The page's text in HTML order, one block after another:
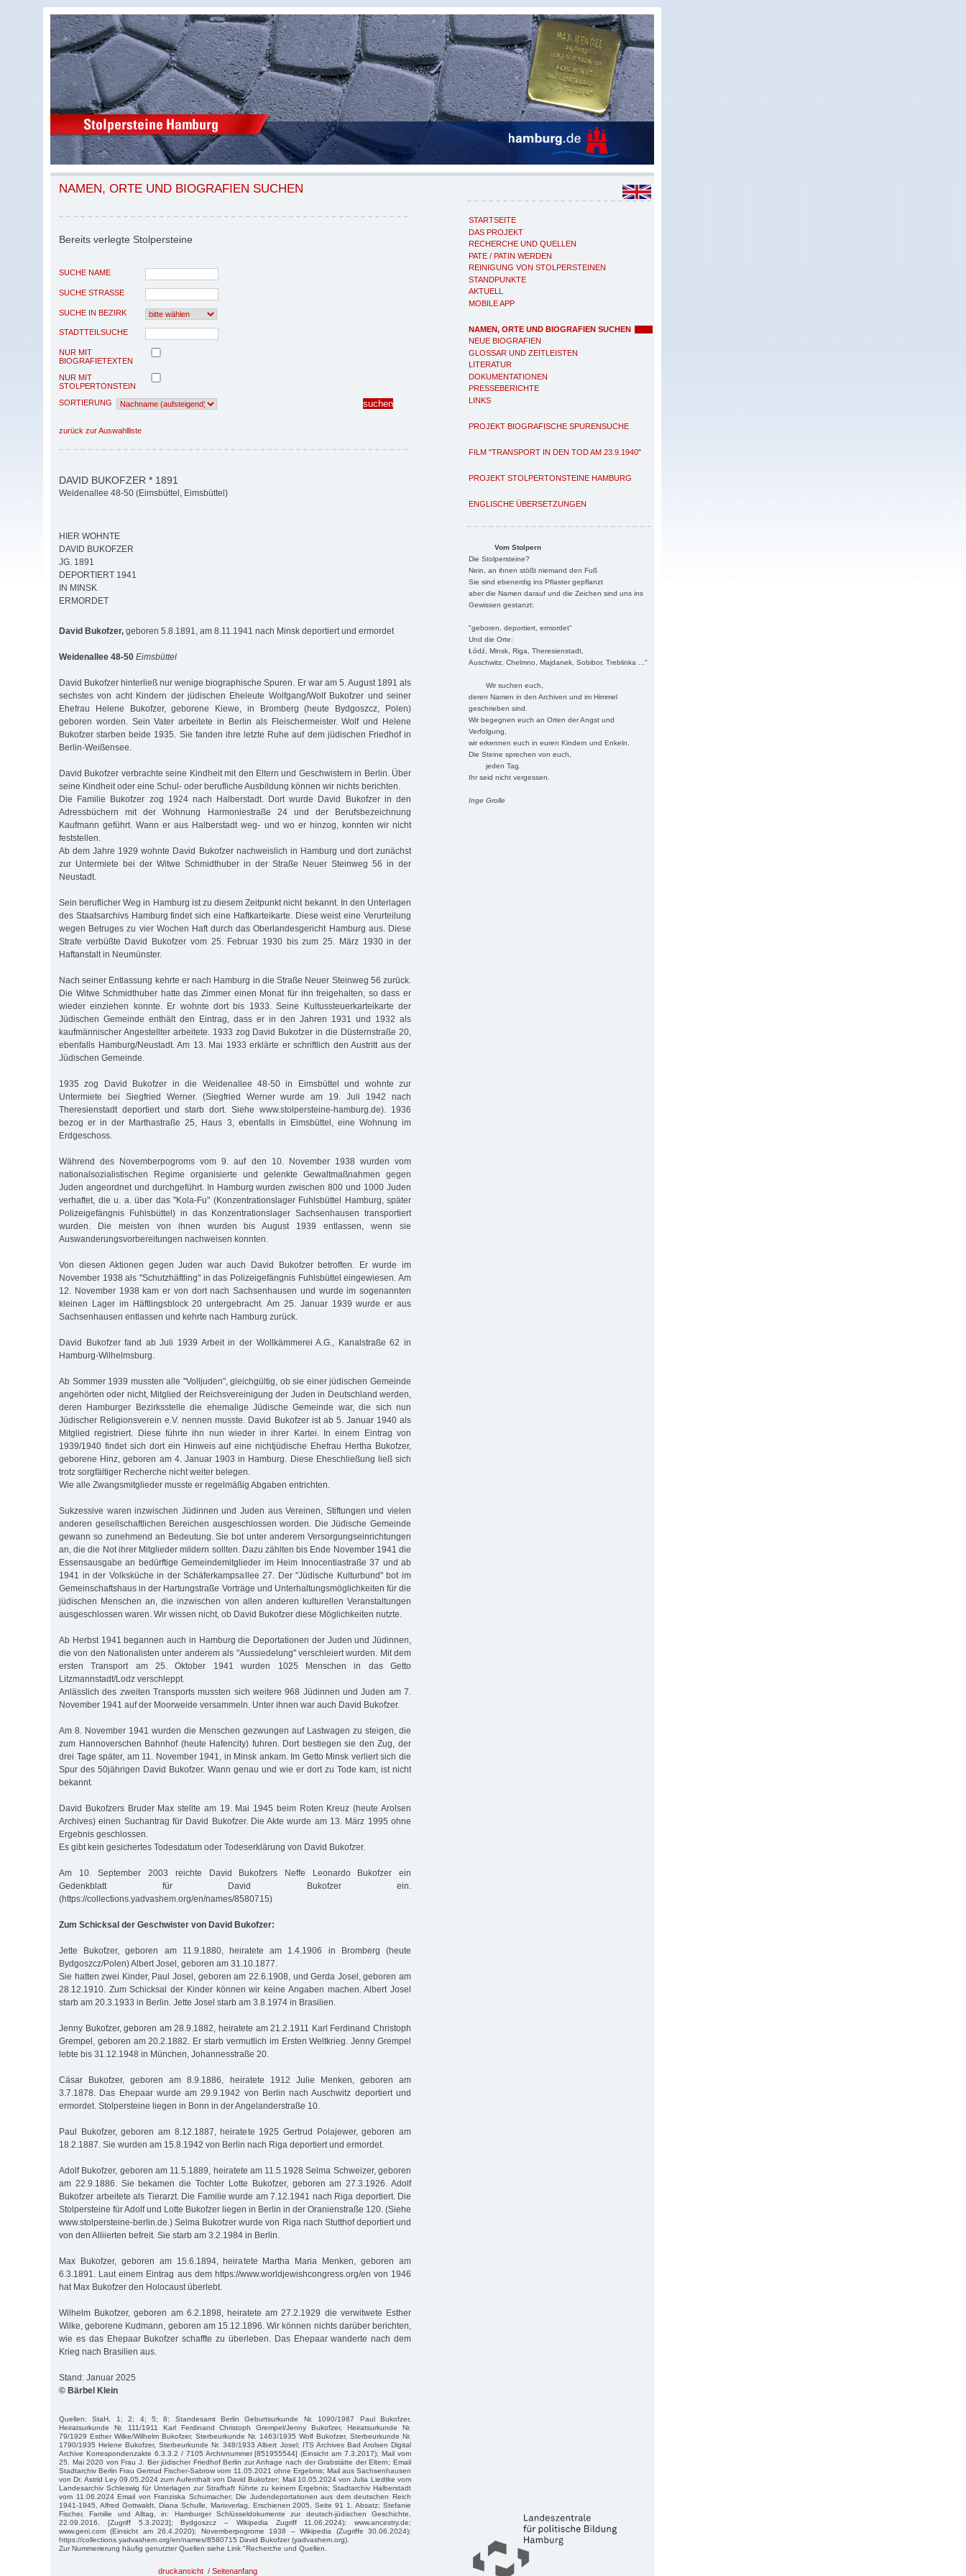
STARTSEITE
DAS PROJEKT
RECHERCHE UND QUELLEN
PATE / PATIN WERDEN
REINIGUNG VON STOLPERSTEINEN
STANDPUNKTE
AKTUELL
MOBILE APP
NAMEN, ORTE UND BIOGRAFIEN SUCHEN
NEUE BIOGRAFIEN
GLOSSAR UND ZEITLEISTEN
LITERATUR
DOKUMENTATIONEN
PRESSEBERICHTE
LINKS
PROJEKT BIOGRAFISCHE SPURENSUCHE
FILM "TRANSPORT IN DEN TOD AM 23.9.1940"
PROJEKT STOLPERTONSTEINE HAMBURG
ENGLISCHE ÜBERSETZUNGEN
Vom Stolpern
Die Stolpersteine?
Nein, an ihnen stößt niemand den Fuß
Sie sind ebenerdig ins Pflaster gepflanzt
aber die Namen darauf und die Zeichen sind uns ins
Gewissen gestanzt:
"geboren, deportiert, ermordet"
Und die Orte:
Łódź, Minsk, Riga, Theresienstadt,
Auschwitz, Chelmno, Majdanek, Sobibor, Treblinka ..."
Wir suchen euch,
deren Namen in den Archiven und im Himmel
geschrieben sind.
Wir begegnen euch an Orten der Angst und
Verfolgung,
wir erkennen euch in euren Kindern und Enkeln.
Die Steine sprechen von euch,
jeden Tag.
Ihr seid nicht vergessen.
Inge Grolle
NAMEN, ORTE UND BIOGRAFIEN SUCHEN
Bereits verlegte Stolpersteine
SUCHE NAME
SUCHE STRASSE
SUCHE IN BEZIRK
STADTTEILSUCHE
NUR MIT
BIOGRAFIETEXTEN
NUR MIT
STOLPERTONSTEIN
SORTIERUNG
zurück zur Auswahlliste
DAVID BUKOFZER * 1891
Weidenallee 48-50 (Eimsbüttel, Eimsbüttel)
HIER WOHNTE
DAVID BUKOFZER
JG. 1891
DEPORTIERT 1941
IN MINSK
ERMORDET
David Bukofzer, geboren 5.8.1891, am 8.11.1941 nach Minsk deportiert und ermordet
Weidenallee 48-50 Eimsbüttel
David Bukofzer hinterließ nur wenige biographische Spuren. Er war am 5. August 1891 als
sechstes von acht Kindern der jüdischen Eheleute Wolfgang/Wolf Bukofzer und seiner
Ehefrau Helene Bukofzer, geborene Kiewe, in Bromberg (heute Bydgoszcz, Polen)
geboren worden. Sein Vater arbeitete in Berlin als Fleischermeister. Wolf und Helene
Bukofzer starben beide 1935. Sie fanden ihre letzte Ruhe auf dem jüdischen Friedhof in
Berlin-Weißensee.
David Bukofzer verbrachte seine Kindheit mit den Eltern und Geschwistern in Berlin. Über
seine Kindheit oder eine Schul- oder berufliche Ausbildung können wir nichts berichten.
Die Familie Bukofzer zog 1924 nach Halberstadt. Dort wurde David Bukofzer in den
Adressbüchern mit der Wohnung Harmoniestraße 24 und der Berufsbezeichnung
Kaufmann geführt. Wann er aus Halberstadt weg- und wo er hinzog, konnten wir nicht
feststellen.
Ab dem Jahre 1929 wohnte David Bukofzer nachweislich in Hamburg und dort zunächst
zur Untermiete bei der Witwe Schmidthuber in der Straße Neuer Steinweg 56 in der
Neustadt.
Sein beruflicher Weg in Hamburg ist zu diesem Zeitpunkt nicht bekannt. In den Unterlagen
des Staatsarchivs Hamburg findet sich eine Haftkarteikarte. Diese weist eine Verurteilung
wegen Betruges zu vier Wochen Haft durch das Oberlandesgericht Hamburg aus. Diese
Strafe verbüßte David Bukofzer vom 25. Februar 1930 bis zum 25. März 1930 in der
Haftanstalt in Neumünster.
Nach seiner Entlassung kehrte er nach Hamburg in die Straße Neuer Steinweg 56 zurück.
Die Witwe Schmidthuber hatte das Zimmer einen Monat für ihn freigehalten, so dass er
wieder einziehen konnte. Er wohnte dort bis 1933. Seine Kultussteuerkarteikarte der
Jüdischen Gemeinde enthält den Eintrag, dass er in den Jahren 1931 und 1932 als
kaufmännischer Angestellter arbeitete. 1933 zog David Bukofzer in die Düsternstraße 20,
ebenfalls Hamburg/Neustadt. Am 13. Mai 1933 erklärte er schriftlich den Austritt aus der
Jüdischen Gemeinde.
1935 zog David Bukofzer in die Weidenallee 48-50 in Eimsbüttel und wohnte zur
Untermiete bei Siegfried Werner. (Siegfried Werner wurde am 19. Juli 1942 nach
Theresienstadt deportiert und starb dort. Siehe www.stolpersteine-hamburg.de). 1936
bezog er in der Marthastraße 25, Haus 3, ebenfalls in Eimsbüttel, eine Wohnung im
Erdgeschoss.
Während des Novemberpogroms vom 9. auf den 10. November 1938 wurden vom
nationalsozialistischen Regime organisierte und gelenkte Gewaltmaßnahmen gegen
Juden angeordnet und durchgeführt. In Hamburg wurden zwischen 800 und 1000 Juden
verhaftet, die u. a. über das "Kola-Fu" (Konzentrationslager Fuhlsbüttel Hamburg, später
Polizeigefängnis Fuhlsbüttel) in das Konzentrationslager Sachsenhausen transportiert
wurden. Die meisten von ihnen wurden bis August 1939 entlassen, wenn sie
Auswanderungsvorbereitungen nachweisen konnten.
Von diesen Aktionen gegen Juden war auch David Bukofzer betroffen. Er wurde im
November 1938 als "Schutzhäftling" in das Polizeigefängnis Fuhlsbüttel eingewiesen. Am
12. November 1938 kam er von dort nach Sachsenhausen und wurde im sogenannten
kleinen Lager im Häftlingsblock 20 untergebracht. Am 25. Januar 1939 wurde er aus
Sachsenhausen entlassen und kehrte nach Hamburg zurück.
David Bukofzer fand ab Juli 1939 Arbeit in der Wollkämmerei A.G., Kanalstraße 62 in
Hamburg-Wilhelmsburg.
Ab Sommer 1939 mussten alle "Volljuden", gleichgültig, ob sie einer jüdischen Gemeinde
angehörten oder nicht, Mitglied der Reichsvereinigung der Juden in Deutschland werden,
deren Hamburger Bezirksstelle die ehemalige Jüdische Gemeinde war, die sich nun
Jüdischer Religionsverein e.V. nennen musste. David Bukofzer ist ab 5. Januar 1940 als
Mitglied registriert. Diese führte ihn nun wieder in ihrer Kartei. In einem Eintrag von
1939/1940 findet sich dort ein Hinweis auf eine nichtjüdische Ehefrau Hertha Bukofzer,
geborene Hinz, geboren am 4. Januar 1903 in Hamburg. Diese Eheschließung ließ sich
trotz sorgfältiger Recherche nicht weiter belegen.
Wie alle Zwangsmitglieder musste er regelmäßig Abgaben entrichten.
Sukzessive waren inzwischen Jüdinnen und Juden aus Vereinen, Stiftungen und vielen
anderen gesellschaftlichen Bereichen ausgeschlossen worden. Die Jüdische Gemeinde
gewann so zunehmend an Bedeutung. Sie bot unter anderem Versorgungseinrichtungen
an, die die Not ihrer Mitglieder mildern sollten. Dazu zählten bis Ende November 1941 die
Essensausgabe an bedürftige Gemeindemitglieder im Heim Innocentiastraße 37 und ab
1941 in der Volksküche in der Schäferkampsallee 27. Der "Jüdische Kulturbund" bot im
Gemeinschaftshaus in der Hartungstraße Vorträge und Unterhaltungsmöglichkeiten für die
jüdischen Menschen an, die inzwischen von allen anderen kulturellen Veranstaltungen
ausgeschlossen waren. Wir wissen nicht, ob David Bukofzer diese Möglichkeiten nutzte.
Ab Herbst 1941 begannen auch in Hamburg die Deportationen der Juden und Jüdinnen,
die von den Nationalisten unter anderem als "Aussiedelung" verschleiert wurden. Mit dem
ersten Transport am 25. Oktober 1941 wurden 1025 Menschen in das Getto
Litzmannstadt/Lodz verschleppt.
Anlässlich des zweiten Transports mussten sich weitere 968 Jüdinnen und Juden am 7.
November 1941 auf der Moorweide versammeln. Unter ihnen war auch David Bukofzer.
Am 8. November 1941 wurden die Menschen gezwungen auf Lastwagen zu steigen, die
zum Hannoverschen Bahnhof (heute Hafencity) fuhren. Dort bestiegen sie den Zug, der
drei Tage später, am 11. November 1941, in Minsk ankam. Im Getto Minsk verliert sich die
Spur des 50jährigen David Bukofzer. Wann genau und wie er dort zu Tode kam, ist nicht
bekannt.
David Bukofzers Bruder Max stellte am 19. Mai 1945 beim Roten Kreuz (heute Arolsen
Archives) einen Suchantrag für David Bukofzer. Die Akte wurde am 13. März 1995 ohne
Ergebnis geschlossen.
Es gibt kein gesichertes Todesdatum oder Todeserklärung von David Bukofzer.
Am 10. September 2003 reichte David Bukofzers Neffe Leonardo Bukofzer ein
Gedenkblatt für David Bukofzer ein.
(https://collections.yadvashem.org/en/names/8580715)
Zum Schicksal der Geschwister von David Bukofzer:
Jette Bukofzer, geboren am 11.9.1880, heiratete am 1.4.1906 in Bromberg (heute
Bydgoszcz/Polen) Albert Josel, geboren am 31.10.1877.
Sie hatten zwei Kinder, Paul Josel, geboren am 22.6.1908, und Gerda Josel, geboren am
28.12.1910. Zum Schicksal der Kinder können wir keine Angaben machen. Albert Josel
starb am 20.3.1933 in Berlin. Jette Josel starb am 3.8.1974 in Brasilien.
Jenny Bukofzer, geboren am 28.9.1882, heiratete am 21.2.1911 Karl Ferdinand Christoph
Grempel, geboren am 20.2.1882. Er starb vermutlich im Ersten Weltkrieg. Jenny Grempel
lebte bis 31.12.1948 in München, Johannesstraße 20.
Cäsar Bukofzer, geboren am 8.9.1886, heiratete 1912 Julie Menken, geboren am
3.7.1878. Das Ehepaar wurde am 29.9.1942 von Berlin nach Auschwitz deportiert und
ermordet. Stolpersteine liegen in Bonn in der Angelanderstraße 10.
Paul Bukofzer, geboren am 8.12.1887, heiratete 1925 Gertrud Polajewer, geboren am
18.2.1887. Sie wurden am 15.8.1942 von Berlin nach Riga deportiert und ermordet.
Adolf Bukofzer, geboren am 11.5.1889, heiratete am 11.5.1928 Selma Schweizer, geboren
am 22.9.1886. Sie bekamen die Tochter Lotte Bukofzer, geboren am 27.3.1926. Adolf
Bukofzer arbeitete als Tierarzt. Die Familie wurde am 7.12.1941 nach Riga deportiert. Die
Stolpersteine für Adolf und Lotte Bukofzer liegen in Berlin in der Oranienstraße 120. (Siehe
www.stolpersteine-berlin.de.) Selma Bukofzer wurde von Riga nach Stutthof deportiert und
von den Alliierten befreit. Sie starb am 3.2.1984 in Berlin.
Max Bukofzer, geboren am 15.6.1894, heiratete Martha Maria Menken, geboren am
6.3.1891. Laut einem Eintrag aus dem https://www.worldjewishcongress.org/en von 1946
hat Max Bukofzer den Holocaust überlebt.
Wilhelm Bukofzer, geboren am 6.2.1898, heiratete am 27.2.1929 die verwitwete Esther
Wilke, geborene Kudmann, geboren am 15.12.1896. Wir können nichts darüber berichten,
wie es das Ehepaar Bukofzer schaffte zu überleben. Das Ehepaar wanderte nach dem
Krieg nach Brasilien aus.
Stand: Januar 2025
© Bärbel Klein
Quellen: StaH, 1; 2; 4; 5; 8; Standesamt Berlin Geburtsurkunde Nr. 1090/1987 Paul Bukofzer,
Heiratsurkunde Nr. 111/1911 Karl Ferdinand Christoph Grempel/Jenny Bukofzer, Heiratsurkunde Nr.
79/1929 Esther Wilke/Wilhelm Bukofzer, Sterbeurkunde Nr. 1463/1935 Wolf Bukofzer, Sterbeurkunde Nr.
1790/1935 Helene Bukofzer, Sterbeurkunde Nr. 348/1933 Albert Josel; ITS Archives Bad Arolsen Digital
Archive Korrespondenzakte 6.3.3.2 / 7105 Archivnummer [851955544] (Einsicht am 7.3.2017); Mail vom
25. Mai 2020 von Frau J. Ber jüdischer Friedhof Berlin zur Anfrage nach der Grabstätte der Eltern; Email
Stadtarchiv Berlin Frau Gertrud Fischer-Sabrow vom 11.05.2021 ohne Ergebnis; Mail aus Sachsenhausen
von Dr. Astrid Ley 09.05.2024 zum Aufenthalt von David Bukofzer; Mail 10.05.2024 von Julia Liedtke vom
Landesarchiv Schleswig für Unterlagen zur Strafhaft führte zu keinem Ergebnis; Stadtarchiv Halberstadt
vom 11.06.2024 Email von Franziska Schumacher; Die Judendeportationen aus dem deutschen Reich
1941-1945, Alfred Gottwaldt, Diana Schulle, Marixverlag, Erschienen 2005, Seite 91 1. Absatz; Stefanie
Fischer, Familie und Alltag, in: Hamburger Schlüsseldokumente zur deutsch-jüdischen Geschichte,
22.09.2016. [Zugriff 5.3.2023]; Bydgoszcz – Wikipedia Zugriff 11.06.2024); www.ancestry.de;
www.geni.com (Einsicht am 26.4.2020); Novemberpogrome 1938 – Wikipedia (Zugriffe 30.06.2024);
https://collections.yadvashem.org/en/names/8580715 David Bukofzer (yadvashem.org).
Zur Nummerierung häufig genutzter Quellen siehe Link "Recherche und Quellen.
druckansicht / Seitenanfang